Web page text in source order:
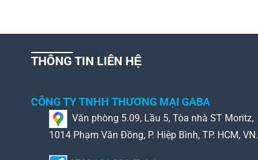
THÔNG TIN LIÊN HỆ
CÔNG TY TNHH THƯƠNG MẠI GABA
Văn phòng 5.09, Lầu 5, Tòa nhà ST Moritz,
1014 Phạm Văn Đồng, P. Hiệp Bình, TP. HCM, VN.